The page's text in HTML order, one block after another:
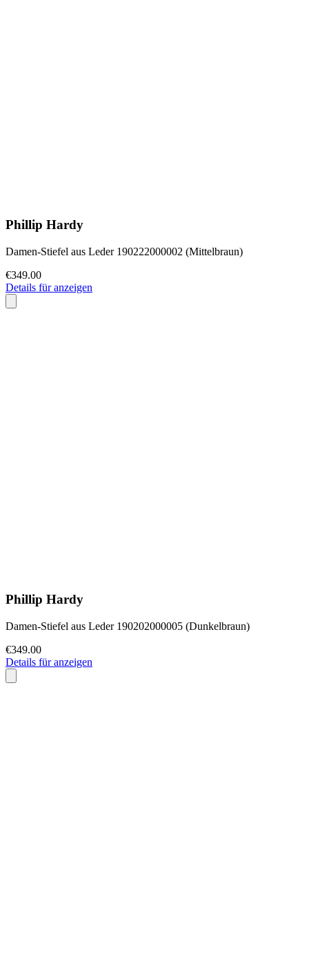
Phillip Hardy
Damen-Stiefel aus Leder 190222000002 (Mittelbraun)
€349.00
Details für anzeigen
Phillip Hardy
Damen-Stiefel aus Leder 190202000005 (Dunkelbraun)
€349.00
Details für anzeigen